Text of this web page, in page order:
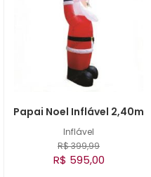
Inflável
Papai Noel Inflável 2,40m
R$ 399,99
R$ 595,00